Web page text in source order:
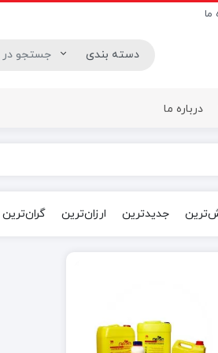
ما
پودر بتونه نقاشی
درباره ما
جدیدترین ارزان‌ترین گران‌ترین